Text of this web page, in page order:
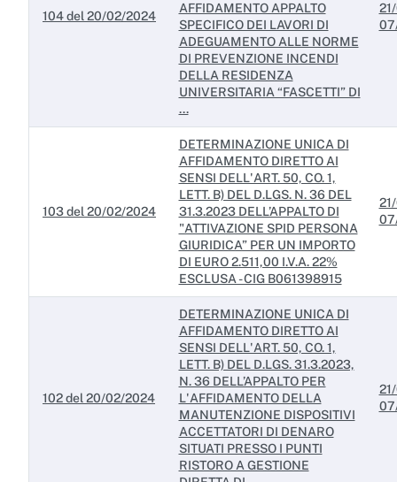
104 del 20/02/2024
AFFIDAMENTO APPALTO
SPECIFICO DEI LAVORI DI
ADEGUAMENTO ALLE NORME
DI PREVENZIONE INCENDI
DELLA RESIDENZA
UNIVERSITARIA “FASCETTI” DI
...
103 del 20/02/2024
DETERMINAZIONE UNICA DI
AFFIDAMENTO DIRETTO AI
SENSI DELL'ART. 50, CO. 1,
LETT. B) DEL D.LGS. N. 36 DEL
31.3.2023 DELL’APPALTO DI
"ATTIVAZIONE SPID PERSONA
GIURIDICA” PER UN IMPORTO
DI EURO 2.511,00 I.V.A. 22%
ESCLUSA - CIG B061398915
102 del 20/02/2024
DETERMINAZIONE UNICA DI
AFFIDAMENTO DIRETTO AI
SENSI DELL'ART. 50, CO. 1,
LETT. B) DEL D.LGS. 31.3.2023,
N. 36 DELL’APPALTO PER
L'AFFIDAMENTO DELLA
MANUTENZIONE DISPOSITIVI
ACCETTATORI DI DENARO
SITUATI PRESSO I PUNTI
RISTORO A GESTIONE